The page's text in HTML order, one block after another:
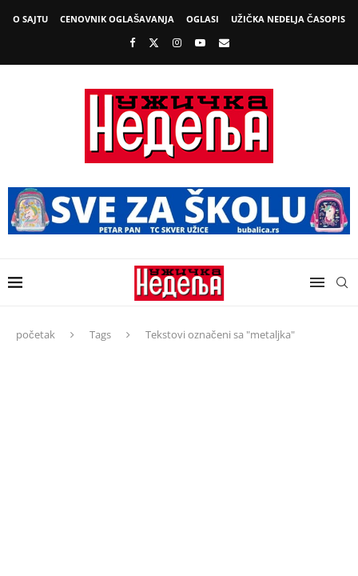
O SAJTU CENOVNIK OGLAŠAVANJA OGLASI UŽIČKA NEDELJA ČASOPIS
početak Tags Tekstovi označeni sa "metaljka"